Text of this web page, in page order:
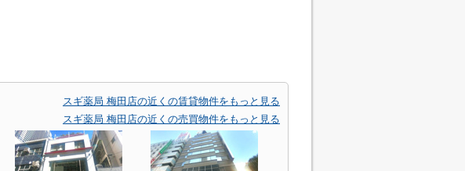
スギ薬局 梅田店の近くの賃貸物件をもっと見る
スギ薬局 梅田店の近くの売買物件をもっと見る